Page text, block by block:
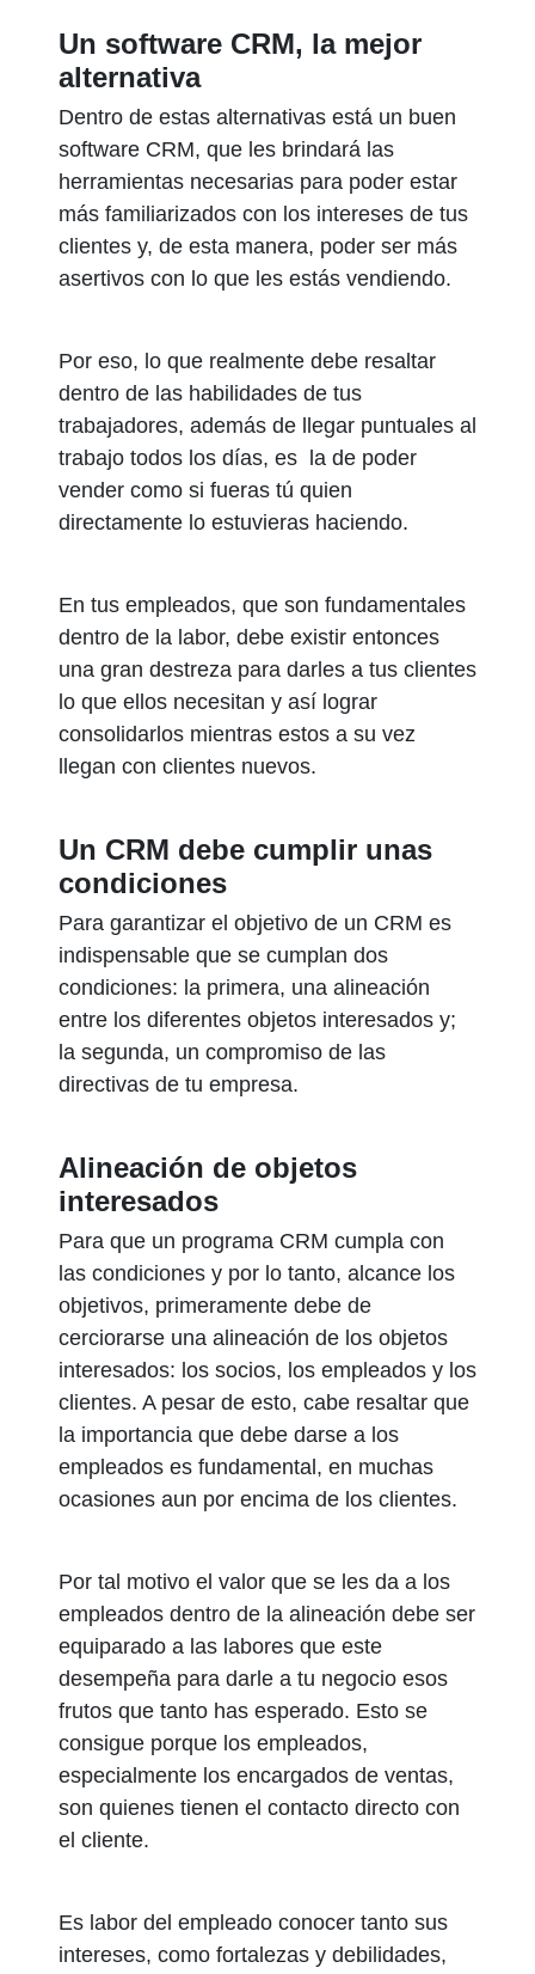
Un software CRM, la mejor
alternativa
Dentro de estas alternativas está un buen
software CRM, que les brindará las
herramientas necesarias para poder estar
más familiarizados con los intereses de tus
clientes y, de esta manera, poder ser más
asertivos con lo que les estás vendiendo.
Por eso, lo que realmente debe resaltar
dentro de las habilidades de tus
trabajadores, además de llegar puntuales al
trabajo todos los días, es la de poder
vender como si fueras tú quien
directamente lo estuvieras haciendo.
En tus empleados, que son fundamentales
dentro de la labor, debe existir entonces
una gran destreza para darles a tus clientes
lo que ellos necesitan y así lograr
consolidarlos mientras estos a su vez
llegan con clientes nuevos.
Un CRM debe cumplir unas
condiciones
Para garantizar el objetivo de un CRM es
indispensable que se cumplan dos
condiciones: la primera, una alineación
entre los diferentes objetos interesados y;
la segunda, un compromiso de las
directivas de tu empresa.
Alineación de objetos
interesados
Para que un programa CRM cumpla con
las condiciones y por lo tanto, alcance los
objetivos, primeramente debe de
cerciorarse una alineación de los objetos
interesados: los socios, los empleados y los
clientes. A pesar de esto, cabe resaltar que
la importancia que debe darse a los
empleados es fundamental, en muchas
ocasiones aun por encima de los clientes.
Por tal motivo el valor que se les da a los
empleados dentro de la alineación debe ser
equiparado a las labores que este
desempeña para darle a tu negocio esos
frutos que tanto has esperado. Esto se
consigue porque los empleados,
especialmente los encargados de ventas,
son quienes tienen el contacto directo con
el cliente.
Es labor del empleado conocer tanto sus
intereses, como fortalezas y debilidades,